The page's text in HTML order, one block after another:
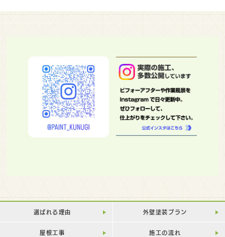
選ばれる理由 外壁塗装プラン
屋根工事 施工の流れ